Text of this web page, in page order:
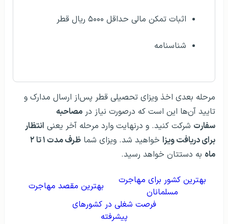
اثبات تمکن مالی حداقل ۵۰۰۰ ریال قطر
شناسنامه
مرحله بعدی اخذ ویزای تحصیلی قطر پس‌از ارسال مدارک و
تایید آن‌ها این است که درصورت نیاز در مصاحبه
سفارت شرکت کنید. و درنهایت وارد مرحله آخر یعنی انتظار
برای دریافت ویزا خواهید شد. ویزای شما
ظرف مدت ۱ تا ۲
ماه به دستتان خواهد رسید.
بهترین کشور برای مهاجرت
مسلمانان
بهترین مقصد مهاجرت
فرصت شغلی در کشورهای
پیشرفته